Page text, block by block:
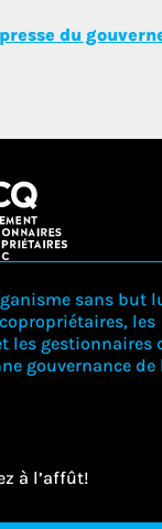
du
sans but
les
les gestionnaires
gouvernance de
à l’affût!